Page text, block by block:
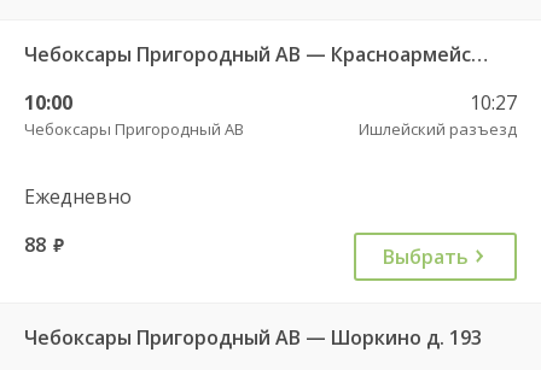
Чебоксары Пригородный АВ — Красноармейское с. ДКП 121
10:00
Чебоксары Пригородный АВ
10:27
Ишлейский разъезд
Ежедневно
88 руб. Выбрать
Чебоксары Пригородный АВ — Шоркино д. 193